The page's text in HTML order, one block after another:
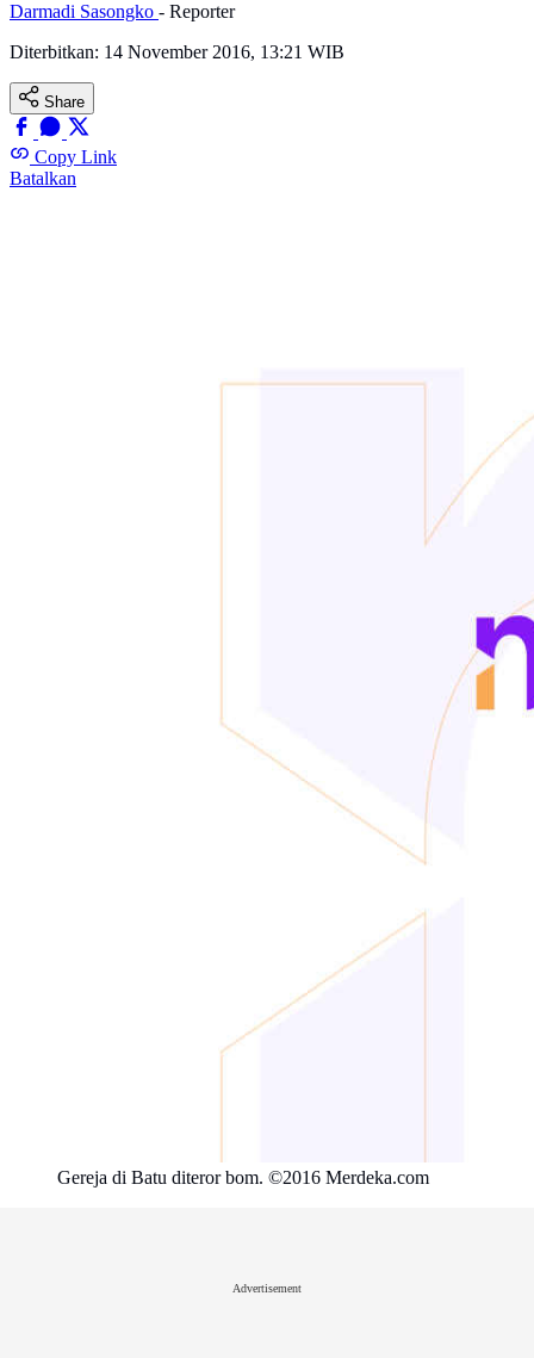
Darmadi Sasongko - Reporter
Diterbitkan: 14 November 2016, 13:21 WIB
Share
Copy Link
Batalkan
Gereja di Batu diteror bom. ©2016 Merdeka.com
Advertisement